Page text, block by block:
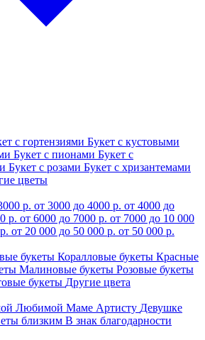
с гортензиями Букет с кустовыми
Букет с пионами Букет с
Букет с розами Букет с хризантемами
цветы
р. от 3000 до 4000 р. от 4000 до
р. от 6000 до 7000 р. от 7000 до 10 000
от 20 000 до 50 000 р. от 50 000 р.
букеты Коралловые букеты Красные
Малиновые букеты Розовые букеты
букеты Другие цвета
Любимой Маме Артисту Девушке
близким В знак благодарности